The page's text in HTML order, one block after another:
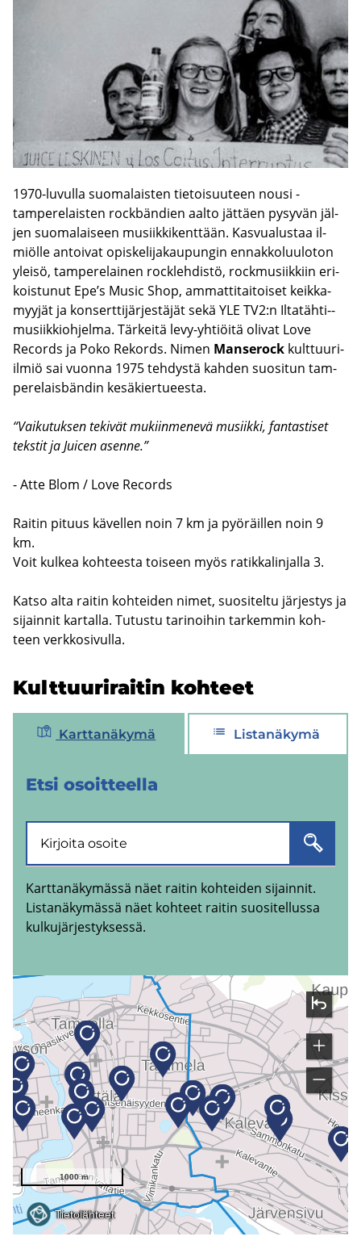
1970-​luvulla suo­ma­lais­ten tie­toi­suu­teen nousi ­
tampere­laisten rockbän­dien aalto jät­täen py­sy­vän jäl­
jen suo­ma­lai­seen musiikki­kenttään. Kas­vua­lus­taa il­
miöl­le an­toi­vat opiskelija­­kaupungin en­nak­ko­luu­lo­ton
ylei­sö, tam­pe­re­lai­nen rock­lehdistö, rock­musiikkiin eri­
kois­tu­nut Epe’s Music Shop, am­mat­ti­tai­toi­set keik­ka­
myy­jät ja kon­sert­ti­jär­jes­tä­jät sekä YLE TV2:n Iltatähti-​­
musiikkiohjelma. Tär­kei­tä levy-​­yhtiöitä oli­vat Love
Records ja Poko Re­kords. Nimen Man­se­rock ­ kulttuuri-​
ilmiö sai vuon­na 1975 teh­dys­tä kah­den suo­si­tun tam­
pe­re­laisbän­din ke­sä­kier­tu­ees­ta.
“Vai­ku­tuk­sen te­ki­vät mu­kiin­me­ne­vä musiik­ki, fan­tas­ti­set
teks­tit ja Juicen asen­ne.”
- Atte Blom / Love Records
Rai­tin pi­tuus kä­vel­len noin 7 km ja pyö­räil­len noin 9
km.
Voit kul­kea koh­tees­ta toi­seen myös ra­tik­ka­lin­jal­la 3.
Katso alta rai­tin koh­tei­den nimet, suo­si­tel­tu jär­jes­tys ja
si­jain­nit kar­tal­la. Tu­tus­tu ta­ri­noi­hin tar­kem­min koh­
teen verk­ko­si­vul­la.
Kult­tuu­ri­rai­tin koh­teet
Karttanäkymä Listanäkymä
Etsi osoit­teel­la
Karttanäkymässä näet raitin kohteiden sijainnit.
Listanäkymässä näet kohteet raitin suositellussa
kulkujärjestyksessä.